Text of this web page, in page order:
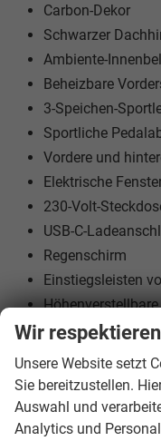
Carbon-Dekor
Schwarzer
Ambiente-
Beheizbare
3-Speichen-
Sportliche
Vordere und
Elektrische
230-Volt-
USB-C-
Regenschirm
Einstiegsleisten
Geteilte und
Multimedia &
Wir
Unsere Website setzt
Sie bereitzustellen.
Auswahl und
Analytics und